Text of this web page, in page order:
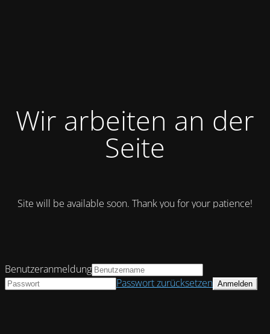
Wir arbeiten an der
Seite
Site will be available soon. Thank you for your patience!
Benutzeranmeldung
Passwort zurücksetzen